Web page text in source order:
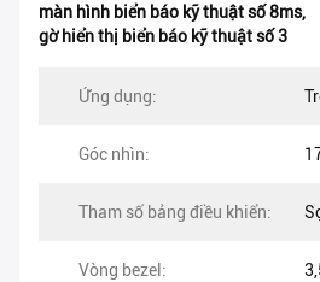
màn hình biển báo kỹ thuật số 8ms,
gờ hiển thị biển báo kỹ thuật số 3
Ứng dụng:
Góc nhìn:
Tham số bảng điều khiển:
Vòng bezel: